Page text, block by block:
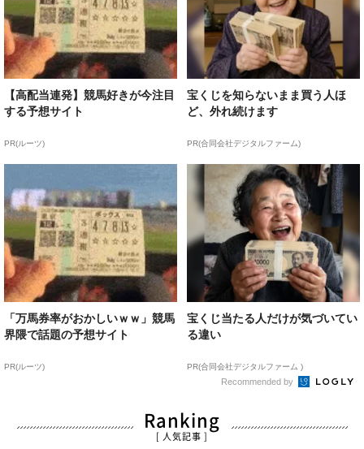
【高配当連発】競馬好きが今注目
する予想サイト
PR(ルーツ)
宝くじを知らないまま買う人ほ
ど、外れ続けます
PR(合同会社デジタルファーム)
「万馬券率がおかしいｗｗ」競馬
界隈で話題の予想サイト
PR(ルーツ)
宝くじ当たる人だけが気づいてい
る違い
PR(合同会社デジタルファーム )
Recommended by
Ranking
[ 人気記事 ]